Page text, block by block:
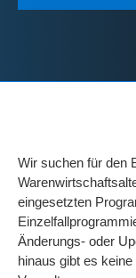
Wir suchen für den
eingesetzten
Änderungs- oder
hinaus gibt es